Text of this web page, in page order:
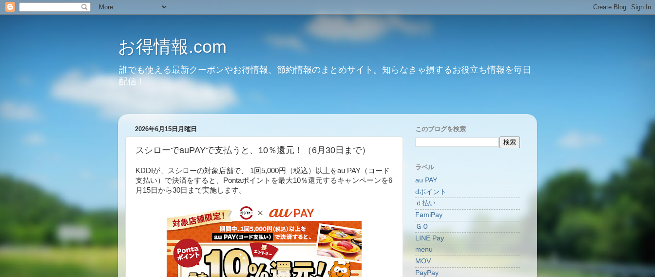
お得情報.com
誰でも使える最新クーポンやお得情報、節約情報のまとめサイト。知らなきゃ損するお役立ち情報を毎日
配信！
2026年6月15日月曜日
スシローでauPAYで支払うと、10％還元！（6月30日まで）
KDDIが、スシローの対象店舗で、 1回5,000円（税込）以上をau PAY（コード
支払い）で決済をすると、Pontaポイントを最大10％還元するキャンペーンを6
月15日から30日まで実施します。
このブログを検索
ラベル
au PAY
dポイント
ｄ払い
FamiPay
ＧＯ
LINE Pay
menu
MOV
PayPay